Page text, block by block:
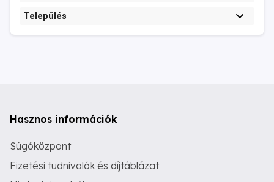
Település
Hasznos információk
Súgóközpont
Fizetési tudnivalók és díjtáblázat